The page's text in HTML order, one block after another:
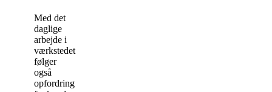
Med det
daglige
arbejde i
værkstedet
følger
også
opfordring